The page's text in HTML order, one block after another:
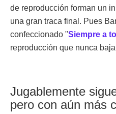
de reproducción forman un
una gran traca final. Pues
confeccionado "Siempre a
reproducción que nunca
Jugablemente
pero con aún más